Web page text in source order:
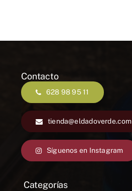
Contacto
628 98 95 11
tienda@eldadoverde.com
Síguenos en Instagram
Categorías